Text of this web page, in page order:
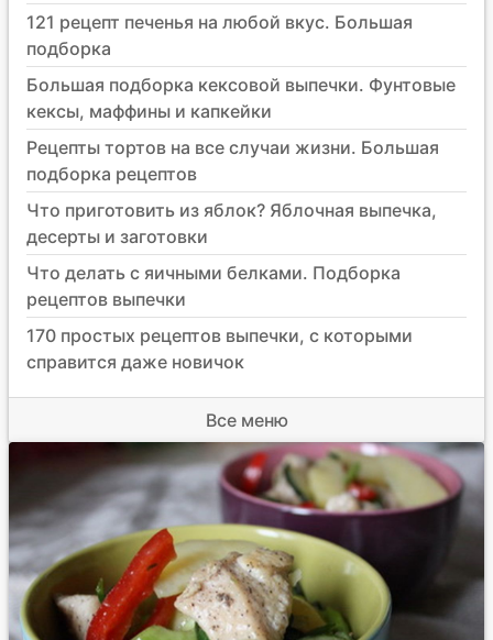
121 рецепт печенья на любой вкус. Большая
подборка
Большая подборка кексовой выпечки. Фунтовые
кексы, маффины и капкейки
Рецепты тортов на все случаи жизни. Большая
подборка рецептов
Что приготовить из яблок? Яблочная выпечка,
десерты и заготовки
Что делать с яичными белками. Подборка
рецептов выпечки
170 простых рецептов выпечки, с которыми
справится даже новичок
Все меню